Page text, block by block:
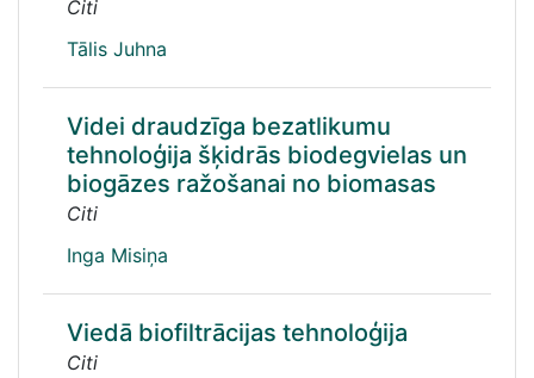
Citi
Tālis Juhna
Videi draudzīga bezatlikumu
tehnoloģija šķidrās biodegvielas un
biogāzes ražošanai no biomasas
Citi
Inga Misiņa
Viedā biofiltrācijas tehnoloģija
Citi